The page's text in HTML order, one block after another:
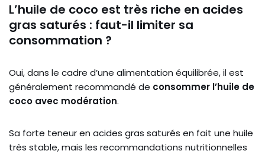
L’huile de coco est très riche en acides
gras saturés : faut-il limiter sa
consommation ?
Oui, dans le cadre d’une alimentation équilibrée, il est
généralement recommandé de consommer l’huile de
coco avec modération.
Sa forte teneur en acides gras saturés en fait une huile
très stable, mais les recommandations nutritionnelles